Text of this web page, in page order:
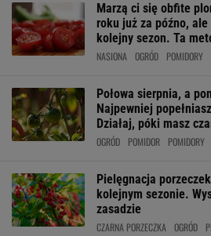
Marzą ci się obfite
roku już za późno,
kolejny sezon. Ta
NASIONA OGRÓD POMIDORY
Połowa sierpnia, a
Najpewniej
Działaj, póki masz
OGRÓD POMIDOR POMIDORY
Pielęgnacja
kolejnym sezonie.
zasadzie
CZARNA PORZECZKA OGRÓD